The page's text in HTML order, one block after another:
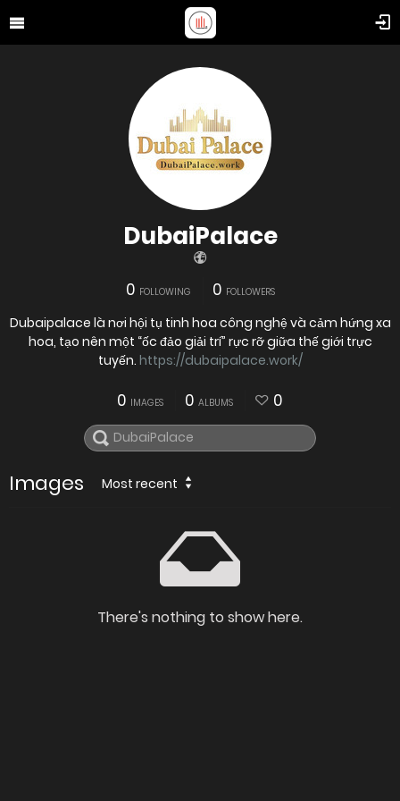
DubaiPalace
0 FOLLOWING 0 FOLLOWERS
Dubaipalace là nơi hội tụ tinh hoa công nghệ và cảm hứng xa
hoa, tạo nên một “ốc đảo giải trí” rực rỡ giữa thế giới trực
tuyến. https://dubaipalace.work/
0 IMAGES 0 ALBUMS 0
Images Most recent
There's nothing to show here.